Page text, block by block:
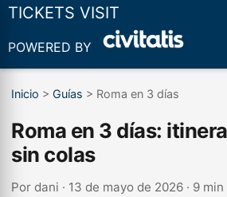
TICKETS VISIT
POWERED BY
Inicio > Guías > Roma en 3 días
Roma en 3 días:
sin colas
Por dani · 13 de mayo de 2026 · 9